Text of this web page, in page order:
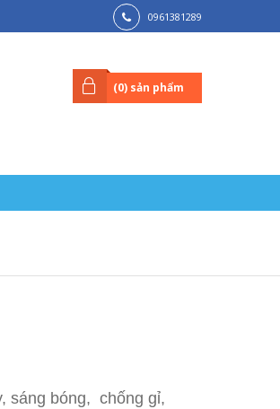
0961381289
(0) sản phẩm
sáng bóng, chống gỉ,